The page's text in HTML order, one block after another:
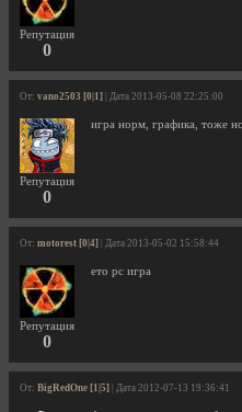
Репутация
0
От: vano2503 [0|1] | Дата 2013-05-08 22:25:00
Репутация
0
игра норм, графика, тоже
От: motorest [0|4] | Дата 2013-05-02 15:58:44
Репутация
0
ето pc игра
От: BigRedOne [1|5] | Дата 2012-07-13 19:36:41